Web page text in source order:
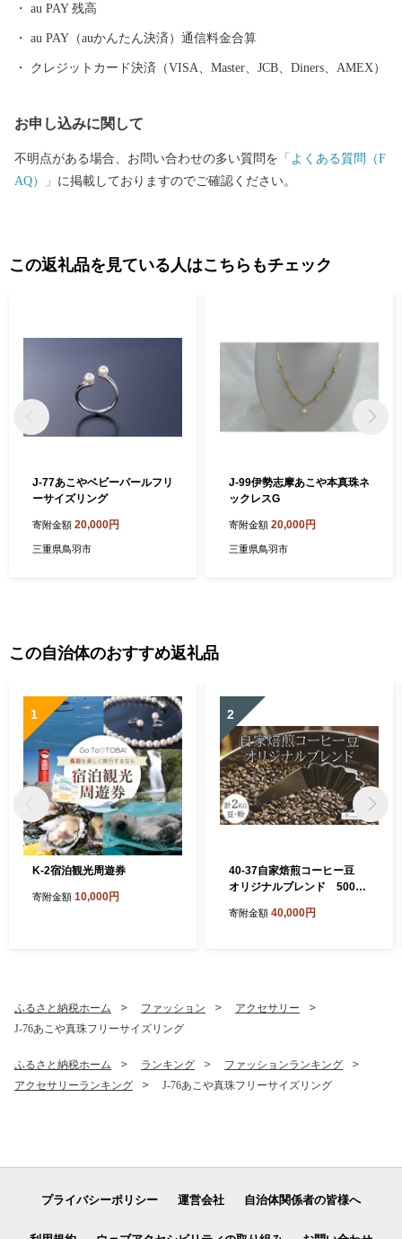
立ち並び、温泉、グルメなど、旅の目的に応じて、様々な鳥羽の
楽しみ方が見つかるはずです。
au PAY 残高
au PAY（auかんたん決済）通信料金合算
クレジットカード決済（VISA、Master、JCB、Diners、AMEX）
お申し込みに関して
不明点がある場合、お問い合わせの多い質問を 「よくある質問（F
AQ）」 に掲載しておりますのでご確認ください。
この返礼品を見ている人はこちらもチェック
J-77あこやベビーパールフリ
ーサイズリング
寄附金額 20,000円
三重県鳥羽市
J-99伊勢志摩あこや本真珠ネ
ックレスG
寄附金額 20,000円
三重県鳥羽市
この自治体のおすすめ返礼品
1
K-2宿泊観光周遊券
寄附金額 10,000円
2
40-37自家焙煎コーヒー豆
オリジナルブレンド 500g×
寄附金額 40,000円
ふるさと納税ホーム ファッション
アクセサリー
J-76あこや真珠フリーサイズリング
ふるさと納税ホーム ランキング
ファッションランキング
アクセサリーランキング
J-76あこや真珠フリーサイズリング
プライバシーポリシー 運営会社 自治体関係者の皆様へ